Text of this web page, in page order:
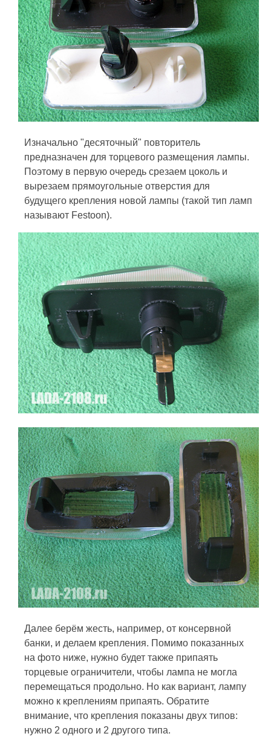
Изначально "десяточный" повторитель
предназначен для торцевого размещения лампы.
Поэтому в первую очередь срезаем цоколь и
вырезаем прямоугольные отверстия для
будущего крепления новой лампы (такой тип ламп
называют Festoon).
Далее берём жесть, например, от консервной
банки, и делаем крепления. Помимо показанных
на фото ниже, нужно будет также припаять
торцевые ограничители, чтобы лампа не могла
перемещаться продольно. Но как вариант, лампу
можно к креплениям припаять. Обратите
внимание, что крепления показаны двух типов:
нужно 2 одного и 2 другого типа.